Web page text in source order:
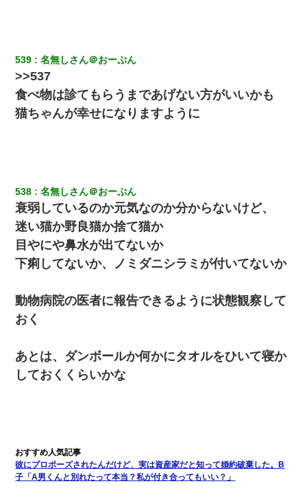
嫁が弁護士を連れてきて「悪いと思うなら慰謝料を払って離婚し
ろ」→ 俺「完全に恐喝になってますね」「お前、これが詐欺だっ
て知ってる？」
婚活パーティーでよく会う美女がいた。こんな完璧な容姿を持っ
てしても結婚て難しいんだなぁ…と思ってた
童貞俺、宅飲みした女友達2人を家に泊めた結果ｗｗｗｗｗｗ
【まぬけ】夫「離婚だ！」私「わかった。で？」夫「慰謝料
だ！」私「いいけど弁護士通して。私も請求する」夫「」
を職場で愚痴ったら、同僚男性が怒鳴りつけてきた。
友人「酒の勢いで女先輩をホテルに連れ込んだｗｗｗｗｗ」俺
デパートの外商『私さんだと名乗る女が、ツケで宝石を買おうと
していて…』私「！？」→ 翌日。ママ友たちの様子が微妙におか
539 名無しさん＠おーぷん
>>537
食べ物は診てもらうまであげない方がいいかも
猫ちゃんが幸せになりますように
538 名無しさん＠おーぷん
衰弱しているのか元気なのか分からないけど、
迷い猫か野良猫か捨て猫か
目やにや鼻水が出てないか
下痢してないか、ノミダニシラミが付いてないか
動物病院の医者に報告できるように状態観察して
おく
あとは、ダンボールか何かにタオルをひいて寝か
しておくくらいかな
彼にプロポーズされたんだけど、実は資産家だと知って婚約破棄した。B
子「A男くんと別れたって本当？私が付き合ってもいい？」